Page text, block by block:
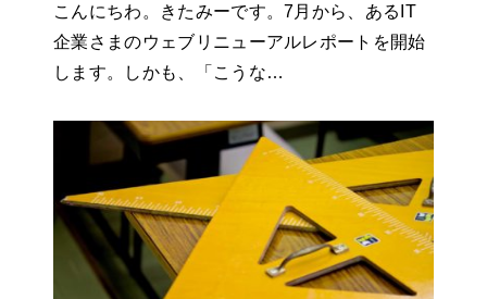
こんにちわ。きたみーです。7月から、あるIT
企業さまのウェブリニューアルレポートを開始
します。しかも、「こうな…